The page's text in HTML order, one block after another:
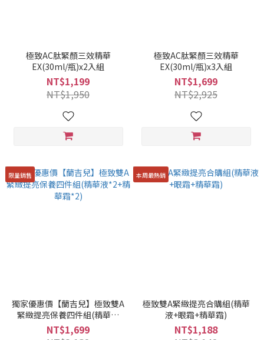
極致AC肽緊顏三效精華
EX(30ml/瓶)x2入組
NT$1,199
NT$1,950
極致AC肽緊顏三效精華
EX(30ml/瓶)x3入組
NT$1,699
NT$2,925
限量銷售
獨家優惠價【蘭吉兒】極致雙A
緊緻提亮保養四件組(精華液
*2+精華霜*2)
NT$1,699
本周最熱銷
極致雙A緊緻提亮合購組(精華
液+眼霜+精華霜)
NT$1,188